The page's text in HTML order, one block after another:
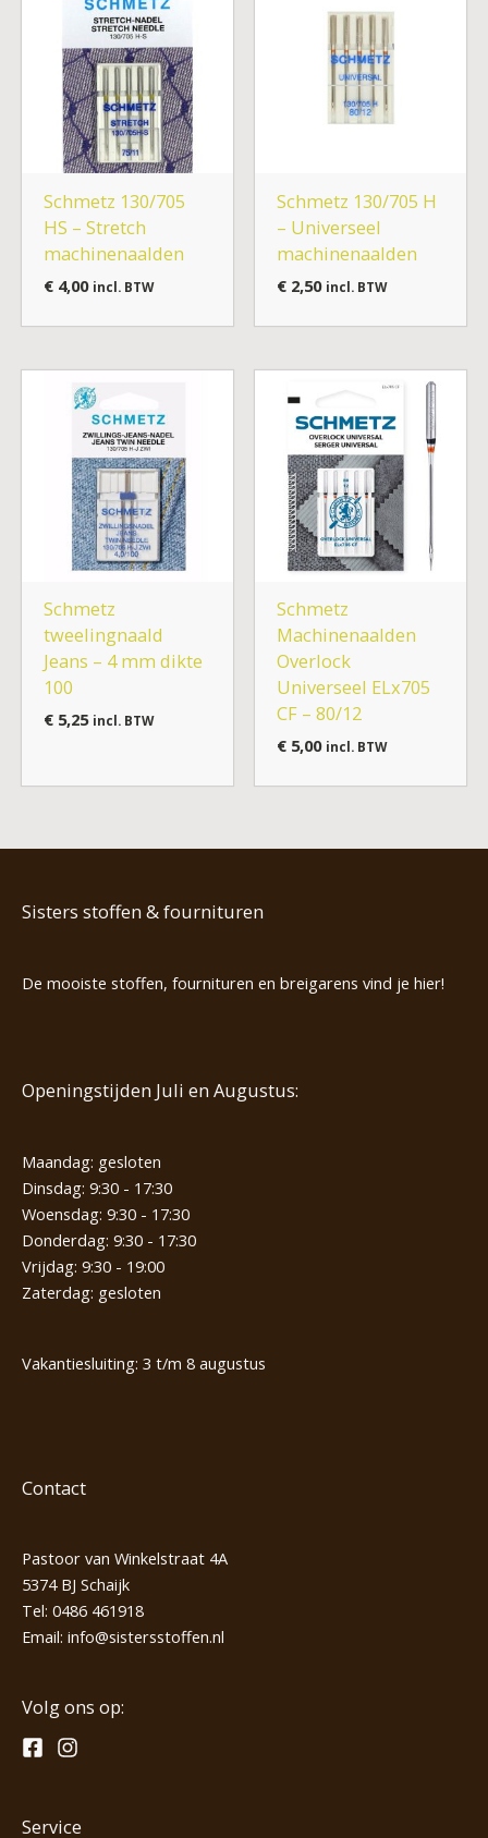
Schmetz 130/705
HS – Stretch
machinenaalden
€4,00 incl. BTW
Schmetz 130/705 H
– Universeel
machinenaalden
€2,50 incl. BTW
Schmetz
tweelingnaald
Jeans – 4 mm dikte
100
€5,25 incl. BTW
Schmetz
Machinenaalden
Overlock
Universeel ELx705
CF – 80/12
€5,00 incl. BTW
Sisters stoffen & fournituren
De mooiste stoffen, fournituren en breigarens vind je hier!
Openingstijden Juli en Augustus:
Maandag: gesloten
Dinsdag: 9:30 - 17:30
Woensdag: 9:30 - 17:30
Donderdag: 9:30 - 17:30
Vrijdag: 9:30 - 19:00
Zaterdag: gesloten
Vakantiesluiting: 3 t/m 8 augustus
Contact
Pastoor van Winkelstraat 4A
5374 BJ Schaijk
Tel: 0486 461918
Email: info@sistersstoffen.nl
Volg ons op:
Service